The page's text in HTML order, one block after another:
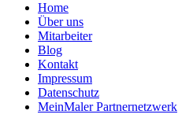
Home
Über uns
Mitarbeiter
Blog
Kontakt
Impressum
Datenschutz
MeinMaler Partnernetzwerk